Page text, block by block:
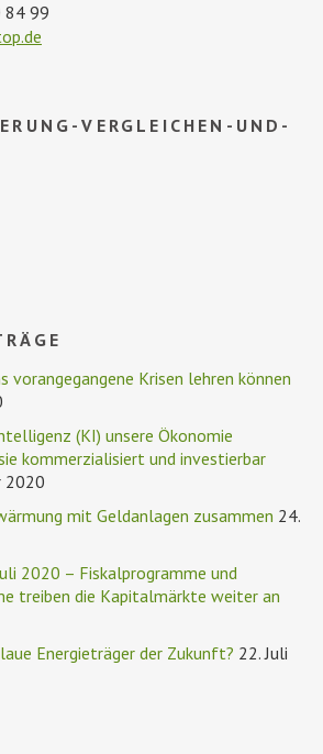
84 99
VERGLEICHEN-UND-
vorangegangene Krisen lehren können
(KI) unsere Ökonomie
kommerzialisiert und investierbar
2020
mit Geldanlagen zusammen 24.
2020 – Fiskalprogramme und
treiben die Kapitalmärkte weiter an
Energieträger der Zukunft? 22. Juli